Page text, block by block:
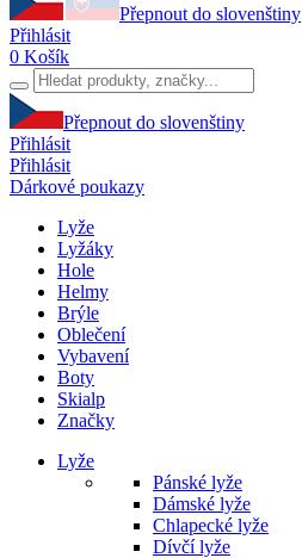
Přepnout do slovenštiny
Přihlásit
0 Košík
Přepnout do slovenštiny
Přihlásit
Přihlásit
Dárkové poukazy
Lyže
Lyžáky
Hole
Helmy
Brýle
Oblečení
Vybavení
Boty
Skialp
Značky
Lyže
Pánské lyže
Dámské lyže
Chlapecké lyže
Dívčí lyže